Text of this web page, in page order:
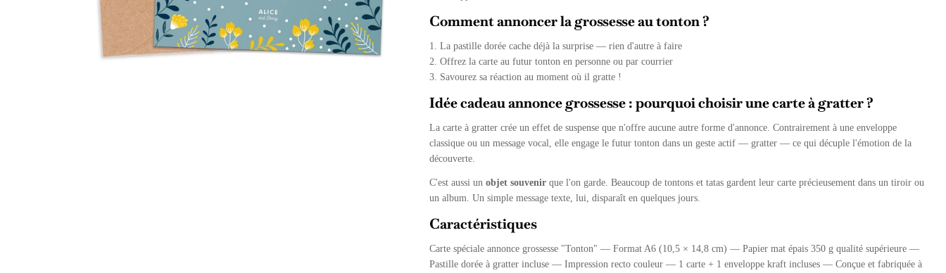
Comment annoncer la grossesse au tonton ?
1. La pastille dorée cache déjà la surprise — rien d'autre à faire
2. Offrez la carte au futur tonton en personne ou par courrier
3. Savourez sa réaction au moment où il gratte !
Idée cadeau annonce grossesse : pourquoi choisir une carte à gratter ?
La carte à gratter crée un effet de suspense que n'offre aucune autre forme d'annonce. Contrairement à une enveloppe
classique ou un message vocal, elle engage le futur tonton dans un geste actif — gratter — ce qui décuple l'émotion de la
découverte.
C'est aussi un objet souvenirque l'on garde. Beaucoup de tontons et tatas gardent leur carte précieusement dans un tiroir ou
un album. Un simple message texte, lui, disparaît en quelques jours.
Caractéristiques
Carte spéciale annonce grossesse "Tonton" — Format A6 (10,5 × 14,8 cm) — Papier mat épais 350 g qualité supérieure —
Pastille dorée à gratter incluse — Impression recto couleur — 1 carte + 1 enveloppe kraft incluses — Conçue et fabriquée à